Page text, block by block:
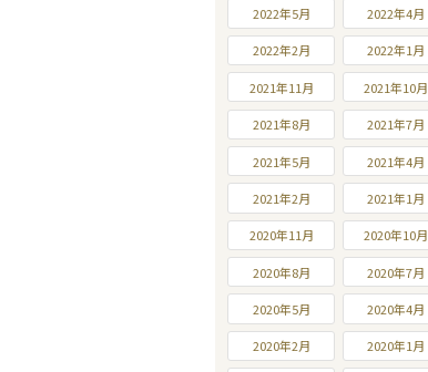
2022年5月 2022年4月
2022年2月 2022年1月
2021年11月 2021年10月
2021年8月 2021年7月
2021年5月 2021年4月
2021年2月 2021年1月
2020年11月 2020年10月
2020年8月 2020年7月
2020年5月 2020年4月
2020年2月 2020年1月